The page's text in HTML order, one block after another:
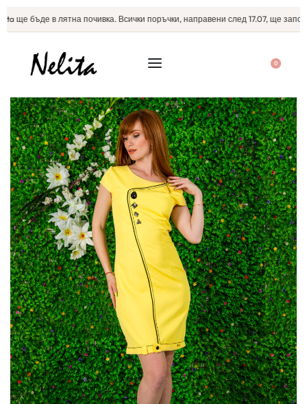
ще бъде в лятна почивка. Всички поръчки, направени след 17.07, ще
0